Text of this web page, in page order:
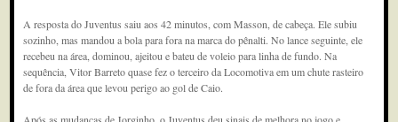
A resposta do Juventus saiu aos 42 minutos, com Masson, de cabeça. Ele subiu
sozinho, mas mandou a bola para fora na marca do pênalti. No lance seguinte, ele
recebeu na área, dominou, ajeitou e bateu de voleio para linha de fundo. Na
sequência, Vitor Barreto quase fez o terceiro da Locomotiva em um chute rasteiro
de fora da área que levou perigo ao gol de Caio.